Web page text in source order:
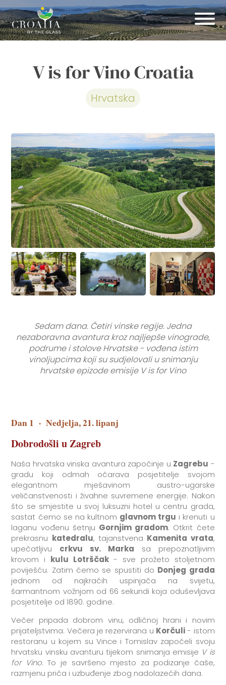
V is for Vino Croatia
Hrvatska
Pogledajte svih 16 slika
Sedam dana. Četiri vinske regije. Jedna
nezaboravna avantura kroz najljepše vinograde,
podrume i stolove Hrvatske - vođena istim
vinoljupcima koji su sudjelovali u snimanju
hrvatske epizode emisije V is for Vino
Dan 1 · Nedjelja, 21. lipanj
Dobrodošli u Zagreb
Naša hrvatska vinska avantura započinje u Zagrebu -
gradu koji odmah očarava posjetitelje svojom
elegantnom mješavinom austro-ugarske
veličanstvenosti i živahne suvremene energije. Nakon
što se smjestite u svoj luksuzni hotel u centru grada,
sastat ćemo se na kultnom glavnom trgu i krenuti u
laganu vođenu šetnju Gornjim gradom. Otkrit ćete
prekrasnu katedralu, tajanstvena Kamenita vrata,
upečatljivu crkvu sv. Marka sa prepoznatljivim
krovom i kulu Lotrščak- sve prožeto stoljetnom
poviješću. Zatim ćemo se spustiti do Donjeg grada
jednom od najkraćih uspinjača na svijetu,
šarmantnom vožnjom od 66 sekundi koja oduševljava
posjetitelje od 1890. godine.
Večer pripada dobrom vinu, odličnoj hrani i novim
prijateljstvima. Večera je rezervirana u Korčuli- istom
restoranu u kojem su Vince i Tomislav započeli svoju
hrvatsku vinsku avanturu tijekom snimanja emisije V is
for Vino. To je savršeno mjesto za podizanje čaše,
razmjenu priča i uzbuđenje zbog nadolazećih dana.